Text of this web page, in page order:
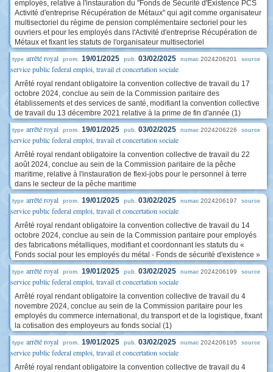
employés, relative à l'instauration du "Fonds de Sécurité d'Existence PCS
Activité d'entreprise Récupération de Métaux" qui agit comme organisateur
multisectoriel du régime de pension complémentaire sectoriel pour les
ouvriers et pour les employés dans l'Activité d'entreprise Récupération de
Métaux et fixant les statuts de l'organisateur multisectoriel
type arrêté royal prom. 19/01/2025 pub. 03/02/2025 numac 2024206201 source
service public federal emploi, travail et concertation sociale
Arrêté royal rendant obligatoire la convention collective de travail du 17
octobre 2024, conclue au sein de la Commission paritaire des
établissements et des services de santé, modifiant la convention collective
de travail du 13 décembre 2021 relative à la prime de fin d'année (1)
type arrêté royal prom. 19/01/2025 pub. 03/02/2025 numac 2024206226 source
service public federal emploi, travail et concertation sociale
Arrêté royal rendant obligatoire la convention collective de travail du 22
août 2024, conclue au sein de la Commission paritaire de la pêche
maritime, relative à l'instauration de flexi-jobs pour le personnel à terre
dans le secteur de la pêche maritime
type arrêté royal prom. 19/01/2025 pub. 03/02/2025 numac 2024206197 source
service public federal emploi, travail et concertation sociale
Arrêté royal rendant obligatoire la convention collective de travail du 14
octobre 2024, conclue au sein de la Commission paritaire pour employés
des fabrications métalliques, modifiant et coordonnant les statuts du «
Fonds social pour les employés du métal - Fonds de sécurité d'existence »
type arrêté royal prom. 19/01/2025 pub. 03/02/2025 numac 2024206199 source
service public federal emploi, travail et concertation sociale
Arrêté royal rendant obligatoire la convention collective de travail du 4
novembre 2024, conclue au sein de la Commission paritaire pour les
employés du commerce international, du transport et de la logistique, fixant
la cotisation des employeurs au fonds social (1)
type arrêté royal prom. 19/01/2025 pub. 03/02/2025 numac 2024206195 source
service public federal emploi, travail et concertation sociale
Arrêté royal rendant obligatoire la convention collective de travail du 4